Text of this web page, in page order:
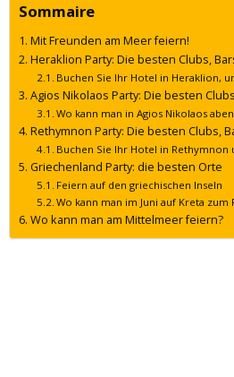
Sommaire
Mit Freunden am Meer feiern!
Heraklion Party: Die besten Clubs,
Buchen Sie Ihr Hotel in Heraklion,
Agios Nikolaos Party: Die besten
Wo kann man in Agios Nikolaos
Rethymnon Party: Die besten Clubs,
Buchen Sie Ihr Hotel in Rethymnon
Griechenland Party: die besten Orte
Feiern auf den griechischen Inseln
Wo kann man im Juni auf Kreta zum
Wo kann man am Mittelmeer feiern?